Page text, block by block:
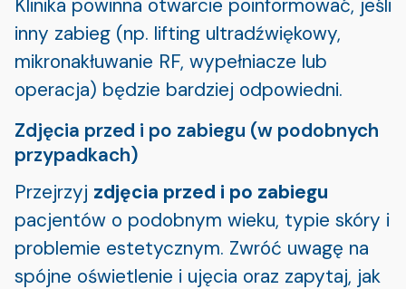
Klinika powinna otwarcie poinformować, jeśli
inny zabieg (np. lifting ultradźwiękowy,
mikronakłuwanie RF, wypełniacze lub
operacja) będzie bardziej odpowiedni.
Zdjęcia przed i po zabiegu (w podobnych
przypadkach)
Przejrzyj zdjęcia przed i po zabiegu
pacjentów o podobnym wieku, typie skóry i
problemie estetycznym. Zwróć uwagę na
spójne oświetlenie i ujęcia oraz zapytaj, jak